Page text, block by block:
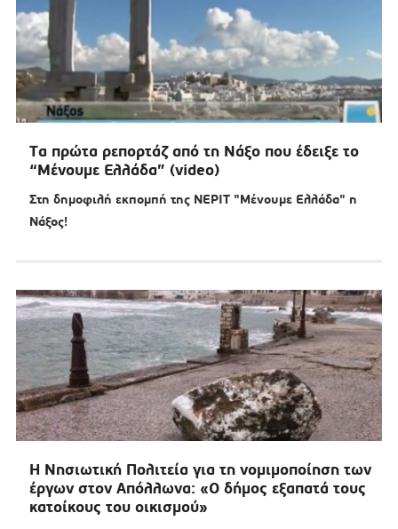
Tα πρώτα ρεπορτάζ από τη Νάξο που έδειξε το
“Μένουμε Ελλάδα” (video)
Στη δημοφιλή εκπομπή της ΝΕΡΙΤ "Μένουμε Ελλάδα" η
Νάξος!
Η Νησιωτική Πολιτεία για τη νομιμοποίηση των
έργων στον Απόλλωνα: «Ο δήμος εξαπατά τους
κατοίκους του οικισμού»